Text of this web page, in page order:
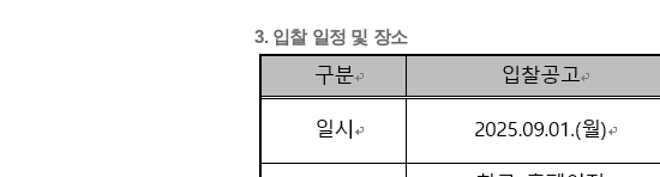
3. 입찰 일정 및 장소